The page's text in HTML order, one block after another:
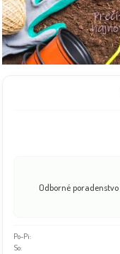
Odborné
Po-Pi:
So: